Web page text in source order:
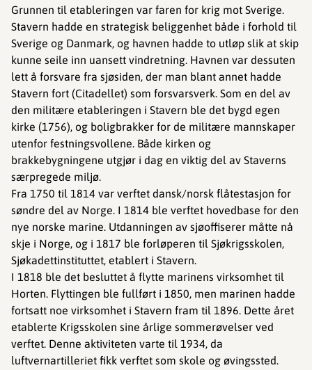
Grunnen til etableringen var faren for krig mot Sverige.
Stavern hadde en strategisk beliggenhet både i forhold til
Sverige og Danmark, og havnen hadde to utløp slik at skip
kunne seile inn uansett vindretning. Havnen var dessuten
lett å forsvare fra sjøsiden, der man blant annet hadde
Stavern fort (Citadellet) som forsvarsverk. Som en del av
den militære etableringen i Stavern ble det bygd egen
kirke (1756), og boligbrakker for de militære mannskaper
utenfor festningsvollene. Både kirken og
brakkebygningene utgjør i dag en viktig del av Staverns
særpregede miljø.
Fra 1750 til 1814 var verftet dansk/norsk flåtestasjon for
søndre del av Norge. I 1814 ble verftet hovedbase for den
nye norske marine. Utdanningen av sjøoffiserer måtte nå
skje i Norge, og i 1817 ble forløperen til Sjøkrigsskolen,
Sjøkadettinstituttet, etablert i Stavern.
I 1818 ble det besluttet å flytte marinens virksomhet til
Horten. Flyttingen ble fullført i 1850, men marinen hadde
fortsatt noe virksomhet i Stavern fram til 1896. Dette året
etablerte Krigsskolen sine årlige sommerøvelser ved
verftet. Denne aktiviteten varte til 1934, da
luftvernartilleriet fikk verftet som skole og øvingssted.